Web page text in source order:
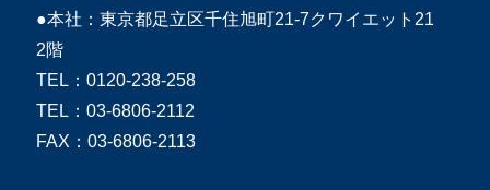
●本社：東京都足立区千住旭町21-7クワイエット21
2階
TEL：0120-238-258
TEL：03-6806-2112
FAX：03-6806-2113